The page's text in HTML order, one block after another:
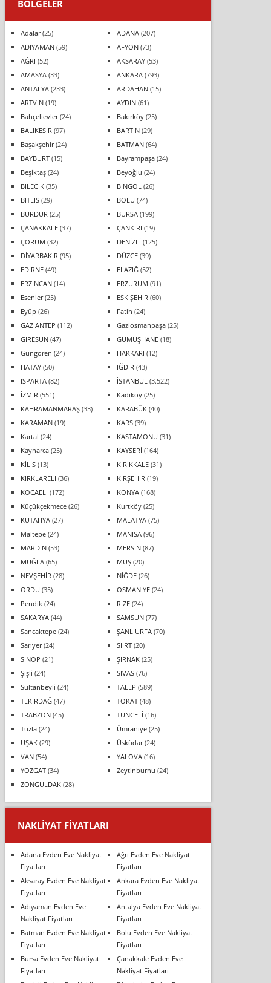
BÖLGELER
Adalar(25) ADANA(207)
ADIYAMAN(59) AFYON(73)
AĞRI (52) AKSARAY(53)
AMASYA(33) ANKARA(793)
ANTALYA(233) ARDAHAN(15)
ARTVİN(19) AYDIN(61)
Bahçelievler(24) Bakırköy(25)
BALIKESİR (97) BARTIN(29)
Başakşehir(24) BATMAN(64)
BAYBURT(15) Bayrampaşa(24)
Beşiktaş(24) Beyoğlu (24)
BİLECİK(35) BİNGÖL (26)
BİTLİS(29) BOLU (74)
BURDUR (25) BURSA(199)
ÇANAKKALE(37) ÇANKIRI (19)
ÇORUM (32) DENİZLİ (125)
DİYARBAKIR (95) DÜZCE(39)
EDİRNE(49) ELAZIĞ(52)
ERZİNCAN(14) ERZURUM (91)
Esenler(25) ESKİŞEHİR (60)
Eyüp (26) Fatih (24)
GAZİANTEP (112) Gaziosmanpaşa(25)
GİRESUN(47) GÜMÜŞHANE(18)
Güngören (24) HAKKARİ (12)
HATAY(50) IĞDIR (43)
ISPARTA(82) İSTANBUL (3.522)
İZMİR (551) Kadıköy(25)
KAHRAMANMARAŞ(33) KARABÜK(40)
KARAMAN(19) KARS(39)
Kartal (24) KASTAMONU (31)
Kaynarca(25) KAYSERİ (164)
KİLİS(13) KIRIKKALE(31)
KIRKLARELİ (36) KIRŞEHİR (19)
KOCAELİ (172) KONYA(168)
Küçükçekmece(26) Kurtköy(25)
KÜTAHYA(27) MALATYA(75)
Maltepe(24) MANİSA(96)
MARDİN(53) MERSİN(87)
MUĞLA(65) MUŞ(20)
NEVŞEHİR (28) NİĞDE(26)
ORDU (35) OSMANİYE(24)
Pendik(24) RİZE(24)
SAKARYA(44) SAMSUN(77)
Sancaktepe(24) ŞANLIURFA(70)
Sarıyer(24) SİİRT(20)
SİNOP (21) ŞIRNAK(25)
Şişli (24) SİVAS(76)
Sultanbeyli (24) TALEP (589)
TEKİRDAĞ(47) TOKAT(48)
TRABZON(45) TUNCELİ (16)
Tuzla(24) Ümraniye(25)
UŞAK(29) Üsküdar(24)
VAN(54) YALOVA(16)
YOZGAT(34) Zeytinburnu (24)
ZONGULDAK(28)
NAKLIYAT FIYATLARI
Adana Evden Eve Nakliyat
Fiyatları
Ağrı Evden Eve Nakliyat
Fiyatları
Aksaray Evden Eve Nakliyat
Fiyatları
Ankara Evden Eve Nakliyat
Fiyatları
Adıyaman Evden Eve
Nakliyat Fiyatları
Antalya Evden Eve Nakliyat
Fiyatları
Batman Evden Eve Nakliyat
Fiyatları
Bolu Evden Eve Nakliyat
Fiyatları
Bursa Evden Eve Nakliyat
Fiyatları
Çanakkale Evden Eve
Nakliyat Fiyatları